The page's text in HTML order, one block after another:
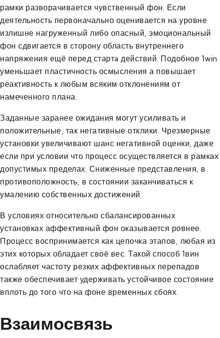
рамки разворачивается чувственный фон. Если
деятельность первоначально оценивается на уровне
излишне нагруженный либо опасный, эмоциональный
фон сдвигается в сторону область внутреннего
напряжения ещё перед стартa действий. Подобное 1win
уменьшает пластичность осмысления а повышает
реактивность к любым всяким отклонениям от
намеченного плана.
Заданные заранее ожидания могут усиливать и
положительные, так негативные отклики. Чрезмерные
установки увеличивают шанс негативной оценки, даже
если при условии что процесс осуществляется в рамках
допустимых пределах. Сниженные представления, в
противоположность, в состоянии заканчиваться к
умалению собственных достижений.
В условиях относительно сбалансированных
установках аффективный фон оказывается ровнее.
Процесс воспринимается как цепочка этапов, любая из
этих которых обладает своё вес. Такой способ 1вин
ослабляет частоту резких аффективных перепадов
также обеспечивает удерживать устойчивое состояние
вплоть до того что на фоне временных сбоях.
Взаимосвязь